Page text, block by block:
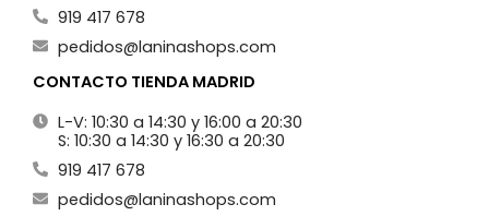
919 417 678
pedidos@laninashops.com
CONTACTO TIENDA MADRID
L-V: 10:30 a 14:30 y 16:00 a 20:30
S: 10:30 a 14:30 y 16:30 a 20:30
919 417 678
pedidos@laninashops.com